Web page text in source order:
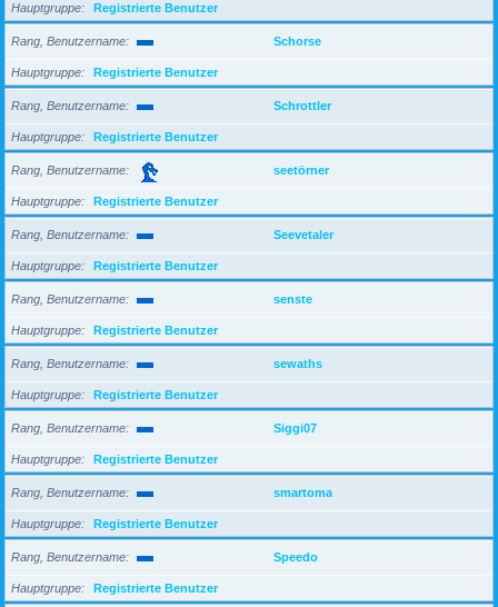
Hauptgruppe Registrierte Benutzer
Rang, Benutzername Schorse
Hauptgruppe Registrierte Benutzer
Rang, Benutzername Schrottler
Hauptgruppe Registrierte Benutzer
Rang, Benutzername seetörner
Hauptgruppe Registrierte Benutzer
Rang, Benutzername Seevetaler
Hauptgruppe Registrierte Benutzer
Rang, Benutzername senste
Hauptgruppe Registrierte Benutzer
Rang, Benutzername sewaths
Hauptgruppe Registrierte Benutzer
Rang, Benutzername Siggi07
Hauptgruppe Registrierte Benutzer
Rang, Benutzername smartoma
Hauptgruppe Registrierte Benutzer
Rang, Benutzername Speedo
Hauptgruppe Registrierte Benutzer